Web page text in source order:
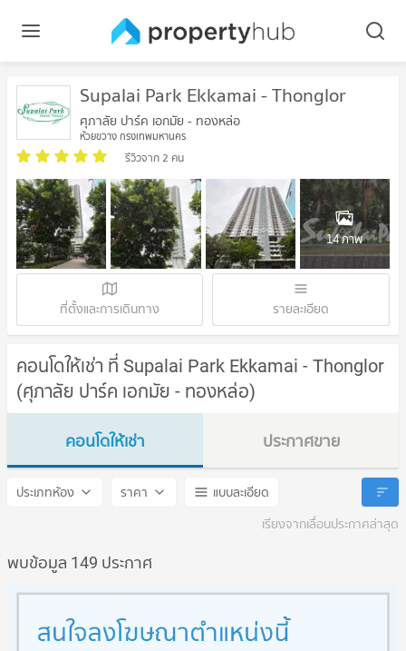
Supalai Park Ekkamai - Thonglor
ศุภาลัย ปาร์ค เอกมัย - ทองหล่อ
ห้วยขวาง กรุงเทพมหานคร
รีวิวจาก 2 คน
14 ภาพ
ที่ตั้งและการเดินทาง รายละเอียด
คอนโดให้เช่า ที่ Supalai Park Ekkamai - Thonglor
(ศุภาลัย ปาร์ค เอกมัย - ทองหล่อ)
คอนโดให้เช่า
Supalai Park Ekkamai - Thonglor
ประกาศขาย
Supalai Park Ekkamai -
ประเภทห้อง ราคา
แบบละเอียด
เรียงจากเลื่อนประกาศล่าสุด
พบข้อมูล 149 ประกาศ